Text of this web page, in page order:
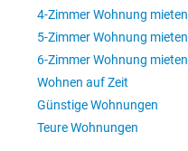
4-Zimmer Wohnung mieten
5-Zimmer Wohnung mieten
6-Zimmer Wohnung mieten
Wohnen auf Zeit
Günstige Wohnungen
Teure Wohnungen